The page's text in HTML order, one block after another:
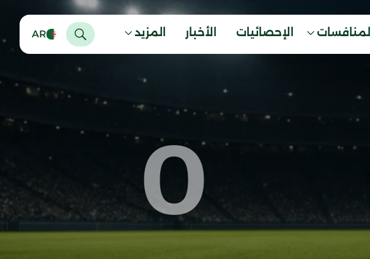
المنافسات الإحصائيات الأخبار المزيد AR
0